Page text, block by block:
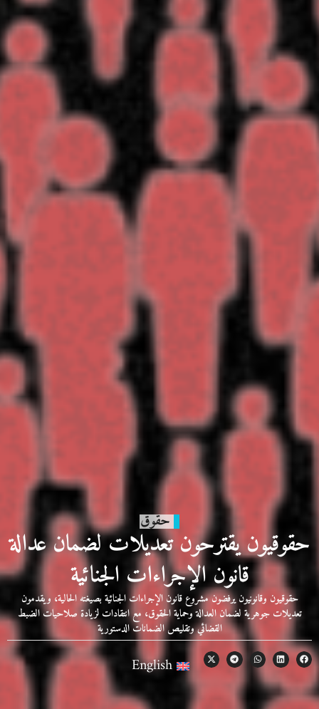
حقوق
حقوقيون يقترحون تعديلات لضمان عدالة
قانون الإجراءات الجنائية
حقوقيون وقانونيون يرفضون مشروع قانون الإجراءات الجنائية بصيغته الحالية، ويقدمون
تعديلات جوهرية لضمان العدالة وحماية الحقوق، مع انتقادات لزيادة صلاحيات الضبط
القضائي وتقليص الضمانات الدستورية
English